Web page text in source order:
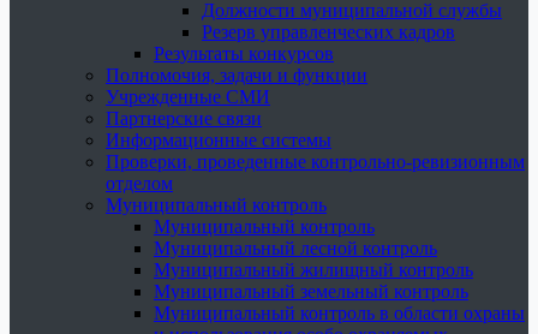
Должности муниципальной службы
Резерв управленческих кадров
Результаты конкурсов
Полномочия, задачи и функции
Учрежденные СМИ
Партнерские связи
Информационные системы
Проверки, проведенные контрольно-ревизионным
отделом
Муниципальный контроль
Муниципальный контроль
Муниципальный лесной контроль
Муниципальный жилищный контроль
Муниципальный земельный контроль
Муниципальный контроль в области охраны